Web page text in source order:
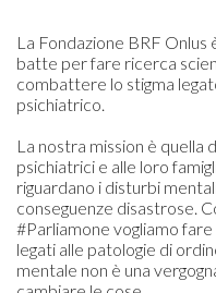
La Fondazione BRF
batte per fare ricerca
combattere lo stigma
psichiatrico.
La nostra mission è quella
psichiatrici e alle loro
riguardano i disturbi
conseguenze disastrose.
#Parliamone vogliamo
legati alle patologie di
mentale non è una